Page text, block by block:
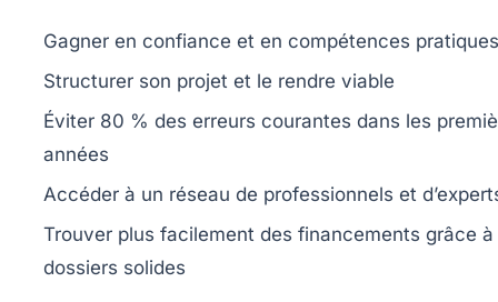
Gagner en confiance et en compétences pratiques
Structurer son projet et le rendre viable
Éviter 80 % des erreurs courantes dans les
années
Accéder à un réseau de professionnels et
Trouver plus facilement des financements grâce à
dossiers solides